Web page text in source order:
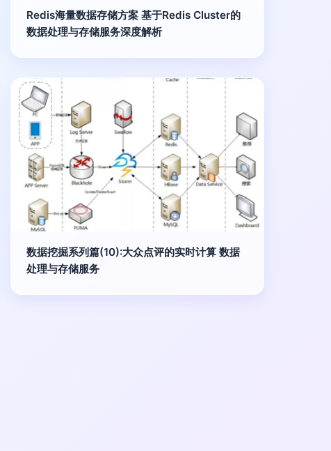
Redis海量数据存储方案 基于Redis Cluster的
数据处理与存储服务深度解析
数据挖掘系列篇(10):大众点评的实时计算 数据
处理与存储服务